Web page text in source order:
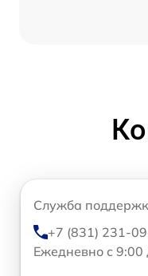
Служба
+7 (831) 231-
Ежедневно с 9:00